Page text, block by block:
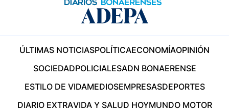
ÚLTIMAS NOTICIASPOLÍTICAECONOMÍAOPINIÓN
SOCIEDADPOLICIALESADN BONAERENSE
ESTILO DE VIDAMEDIOSEMPRESASDEPORTES
DIARIO EXTRAVIDA Y SALUD HOYMUNDO MOTOR